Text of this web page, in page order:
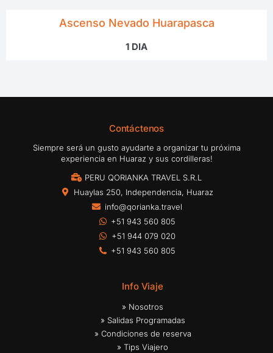
Ascenso Nevado Huarapasca
1 DIA
Contáctenos
Siempre será un gusto ayudarte a organizar tu próxima
experiencia en Huaraz y sus cordilleras!
PERU QORIANKA TRAVEL S.R.L
Huaylas 250, Independencia, Huaraz
info@qorianka.travel
+51 943 560 805
+51 944 079 020
+51 943 560 805
Info Viaje
» Nosotros
» Salidas Programadas
» Condiciones de reserva
» Tips Viajero